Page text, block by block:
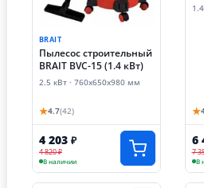
BRAIT
Пылесос строительный
BRAIT BVC-15 (1.4 кВт)
2.5 кВт · 760х650х980 мм
★4.7(42)
4 203 ₽
4 820 ₽
В наличии
★
6
7
В